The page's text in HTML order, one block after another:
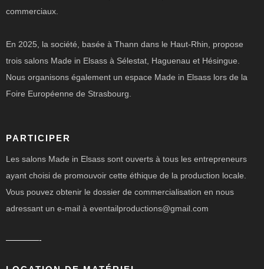
commerciaux.
En 2025, la société, basée à Thann dans le Haut-Rhin, propose
trois salons Made in Elsass à Sélestat, Haguenau et Hésingue.
Nous organisons également un espace Made in Elsass lors de la
Foire Européenne de Strasbourg.
PARTICIPER
Les salons Made in Elsass sont ouverts à tous les entrepreneurs
ayant choisi de promouvoir cette éthique de la production locale.
Vous pouvez obtenir le dossier de commercialisation en nous
adressant un e-mail à eventailproductions@gmail.com
————-